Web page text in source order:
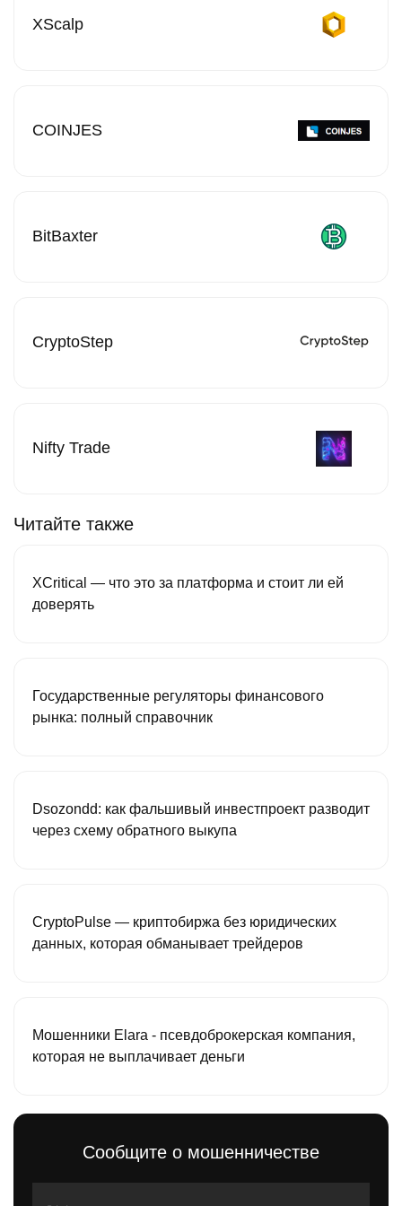
XScalp
COINJES
BitBaxter
CryptoStep
Nifty Trade
Читайте также
XCritical — что это за платформа и стоит ли ей
доверять
Государственные регуляторы финансового
рынка: полный справочник
Dsozondd: как фальшивый инвестпроект разводит
через схему обратного выкупа
CryptoPulse — криптобиржа без юридических
данных, которая обманывает трейдеров
Мошенники Elara - псевдоброкерская компания,
которая не выплачивает деньги
Сообщите о мошенничестве